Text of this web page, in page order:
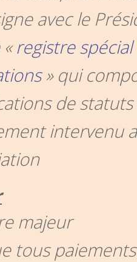
avec le
registre
» qui
de
intervenu
majeur
tous